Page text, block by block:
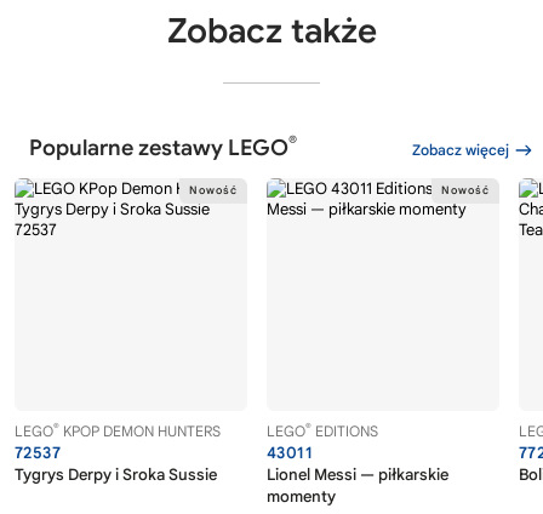
Zobacz także
Popularne zestawy LEGO® Zobacz więcej
LEGO® KPOP DEMON HUNTERS
72537
Tygrys Derpy i Sroka Sussie
LEGO® EDITIONS
43011
Lionel Messi — piłkarskie
momenty